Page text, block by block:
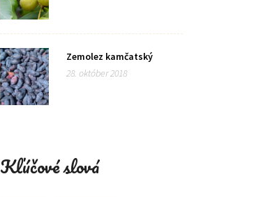
Zemolez kamčatský
28. október 2018
Kľúčové slová